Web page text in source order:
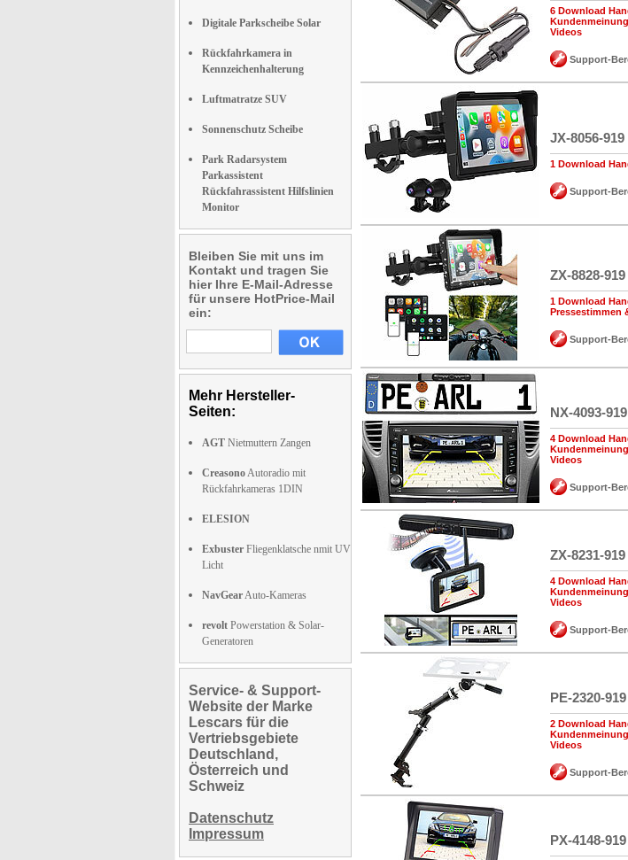
Digitale Parkscheibe Solar
Rückfahrkamera in
Kennzeichenhalterung
Luftmatratze SUV
Sonnenschutz Scheibe
Park Radarsystem
Parkassistent
Rückfahrassistent Hilfslinien
Monitor
Bleiben Sie mit uns im
Kontakt und tragen Sie
hier Ihre E-Mail-Adresse
für unsere HotPrice-Mail
ein:
Mehr Hersteller-
Seiten:
AGT Nietmuttern Zangen
CreasonoAutoradio mit
Rückfahrkameras 1DIN
ELESION
Exbuster Fliegenklatsche nmit UV
Licht
NavGearAuto-Kameras
revolt Powerstation & Solar-
Generatoren
Service- & Support-
Website der Marke
Lescars für die
Vertriebsgebiete
Deutschland,
Österreich und
Schweiz
Datenschutz
Impressum
6 Download
Videos
Support-
JX-8056-919
1 Download
Support-
ZX-8828-919
1 Download
Pressestimmen
Support-
NX-4093-919
4 Download
Videos
Support-
ZX-8231-919
4 Download
Videos
Support-
PE-2320-919
2 Download
Videos
Support-
PX-4148-919